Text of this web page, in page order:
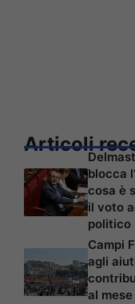
Articoli
blocca
cosa è
il voto
politico
Campi
agli
al